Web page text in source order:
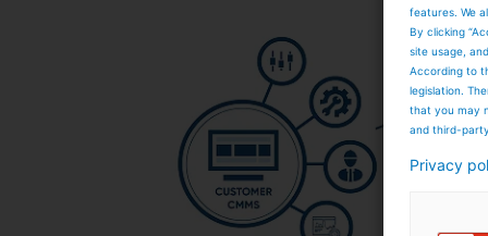
features. We
By clicking
site usage,
According to
legislation.
that you may
and third-
Privacy